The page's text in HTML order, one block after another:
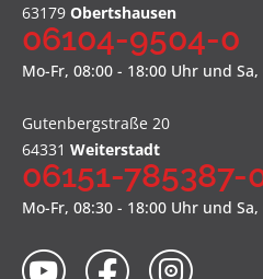
63179 Obertshausen
06104-9504-0
Mo-Fr, 08:00 - 18:00 Uhr und
Gutenbergstraße 20
64331 Weiterstadt
06151-785387-
Mo-Fr, 08:30 - 18:00 Uhr und